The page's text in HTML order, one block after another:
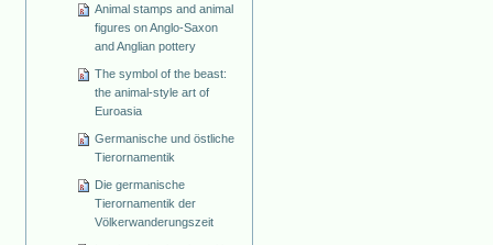
Animal stamps and animal
figures on Anglo-Saxon
and Anglian pottery
The symbol of the beast:
the animal-style art of
Euroasia
Germanische und östliche
Tierornamentik
Die germanische
Tierornamentik der
Völkerwanderungszeit